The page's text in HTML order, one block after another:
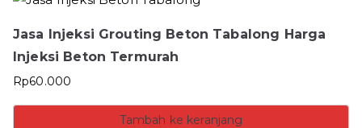
Jasa Injeksi Grouting Beton Tabalong Harga
Injeksi Beton Termurah
Rp60.000
Tambah ke keranjang